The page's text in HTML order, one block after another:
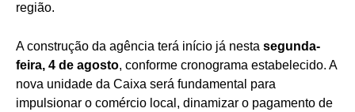
região.
A construção da agência terá início já nesta segunda-
feira, 4 de agosto, conforme cronograma estabelecido. A
nova unidade da Caixa será fundamental para
impulsionar o comércio local, dinamizar o pagamento de